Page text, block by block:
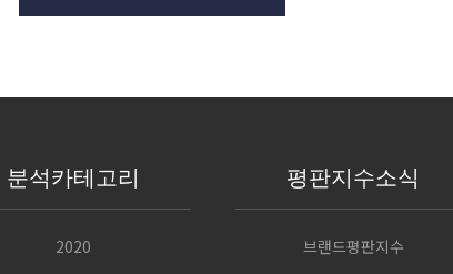
분석카테고리
2020
평판지수소식
브랜드평판지수